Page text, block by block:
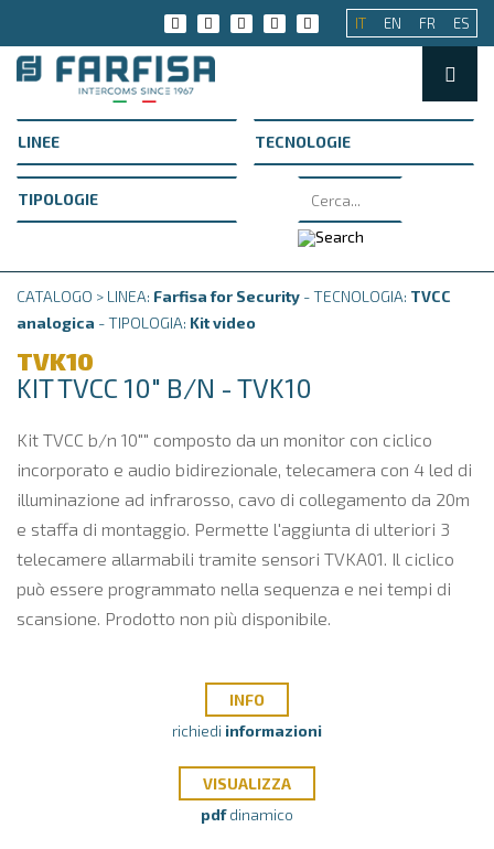
IT EN FR ES
CATALOGO > LINEA: Farfisa for Security - TECNOLOGIA: TVCC
analogica - TIPOLOGIA: Kit video
TVK10
KIT TVCC 10" B/N - TVK10
Kit TVCC b/n 10"" composto da un monitor con ciclico
incorporato e audio bidirezionale, telecamera con 4 led di
illuminazione ad infrarosso, cavo di collegamento da 20m
e staffa di montaggio. Permette l'aggiunta di ulteriori 3
telecamere allarmabili tramite sensori TVKA01. Il ciclico
può essere programmato nella sequenza e nei tempi di
scansione. Prodotto non più disponibile.
INFO
richiedi informazioni
VISUALIZZA
pdfdinamico